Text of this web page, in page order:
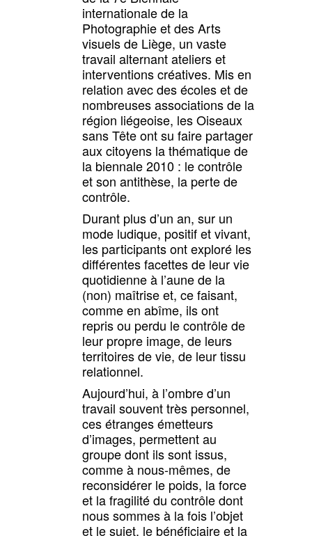
internationale de la
Photographie et des Arts
visuels de Liège, un vaste
travail alternant ateliers et
interventions créatives. Mis en
relation avec des écoles et de
nombreuses associations de la
région liégeoise, les Oiseaux
sans Tête ont su faire partager
aux citoyens la thématique de
la biennale 2010 : le contrôle
et son antithèse, la perte de
contrôle.
Durant plus d’un an, sur un
mode ludique, positif et vivant,
les participants ont exploré les
différentes facettes de leur vie
quotidienne à l’aune de la
(non) maîtrise et, ce faisant,
comme en abîme, ils ont
repris ou perdu le contrôle de
leur propre image, de leurs
territoires de vie, de leur tissu
relationnel.
Aujourd’hui, à l’ombre d’un
travail souvent très personnel,
ces étranges émetteurs
d’images, permettent au
groupe dont ils sont issus,
comme à nous-mêmes, de
reconsidérer le poids, la force
et la fragilité du contrôle dont
nous sommes à la fois l’objet
et le sujet, le bénéficiaire et la